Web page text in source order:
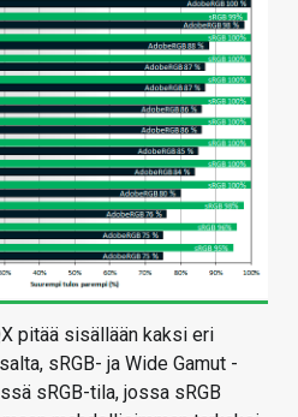
pitää sisällään kaksi eri
sRGB- ja Wide Gamut -
sRGB-tila, jossa sRGB